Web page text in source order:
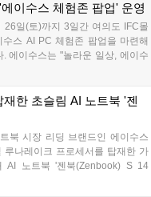
이수스 체험존 팝업' 운영
일(토)까지 3일간 여의도 IFC몰
스 AI PC 체험존 팝업을 마련해
에이수스는 "놀라운 일상, 에이수
AI PC)" 슬로건을 바탕으로
. 체험 공간은 에이수스 젠북 제
'젠북 제품 체험존' 및 'AI 프로그
참여자를 위한 '럭키드로우 이벤
한 초슬림 AI 노트북 '젠
북 시장 리딩 브랜드인 에이수스
나레이크 프로세서를 탑재한 가
AI 노트북 '젠북(Zenbook) S 14
1.1cm의 초슬림 및 1.2kg의 초